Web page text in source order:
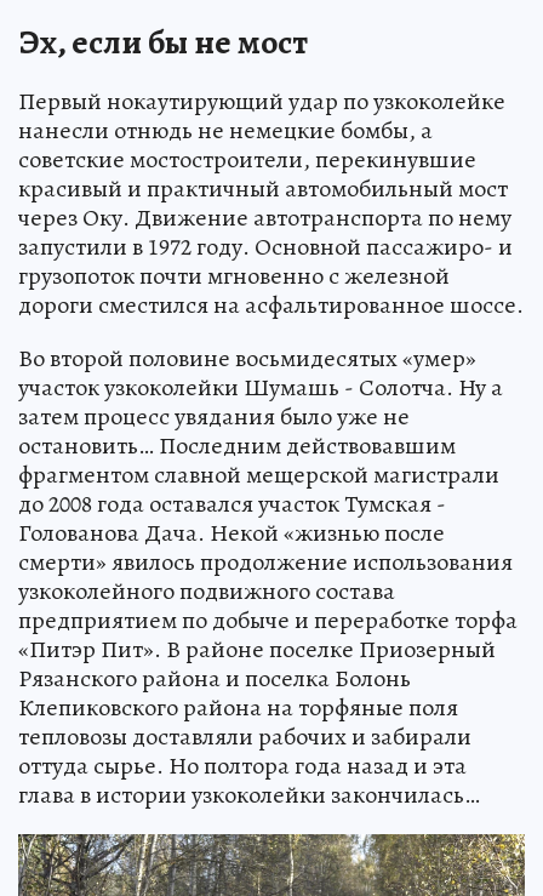
Эх, если бы не мост
Первый нокаутирующий удар по узкоколейке
нанесли отнюдь не немецкие бомбы, а
советские мостостроители, перекинувшие
красивый и практичный автомобильный мост
через Оку. Движение автотранспорта по нему
запустили в 1972 году. Основной пассажиро- и
грузопоток почти мгновенно с железной
дороги сместился на асфальтированное шоссе.
Во второй половине восьмидесятых «умер»
участок узкоколейки Шумашь - Солотча. Ну а
затем процесс увядания было уже не
остановить… Последним действовавшим
фрагментом славной мещерской магистрали
до 2008 года оставался участок Тумская -
Голованова Дача. Некой «жизнью после
смерти» явилось продолжение использования
узкоколейного подвижного состава
предприятием по добыче и переработке торфа
«Питэр Пит». В районе поселке Приозерный
Рязанского района и поселка Болонь
Клепиковского района на торфяные поля
тепловозы доставляли рабочих и забирали
оттуда сырье. Но полтора года назад и эта
глава в истории узкоколейки закончилась…